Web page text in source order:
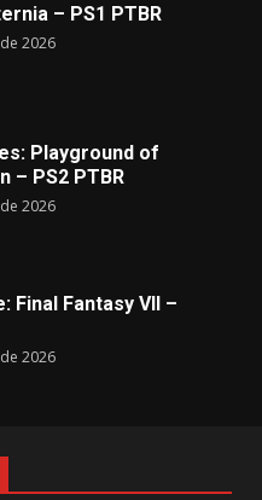
– PS1 PTBR
2026
Playground of
– PS2 PTBR
2026
Final Fantasy VII –
2026